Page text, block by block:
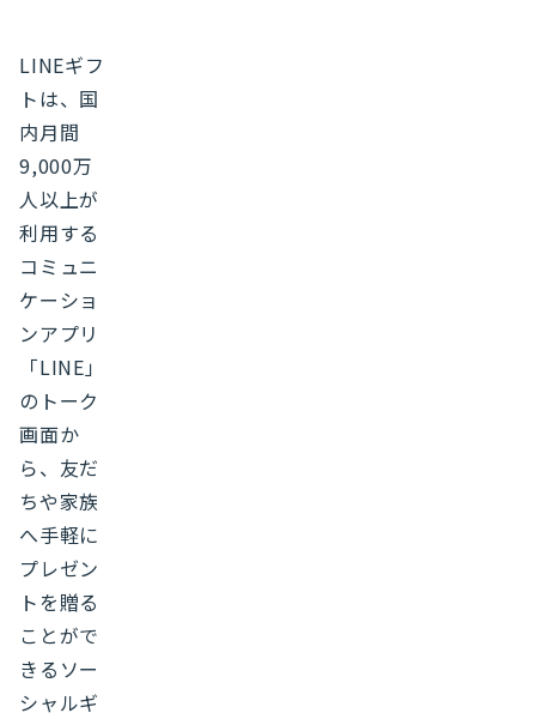
LINEギフ
トは、国
内月間
9,000万
人以上が
利用する
コミュニ
ケーショ
ンアプリ
「LINE」
のトーク
画面か
ら、友だ
ちや家族
へ手軽に
プレゼン
トを贈る
ことがで
きるソー
シャルギ